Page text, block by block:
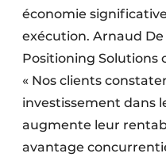
économie
exécution. Arnaud
Positioning Solutions
« Nos clients
investissement dans
augmente leur
avantage